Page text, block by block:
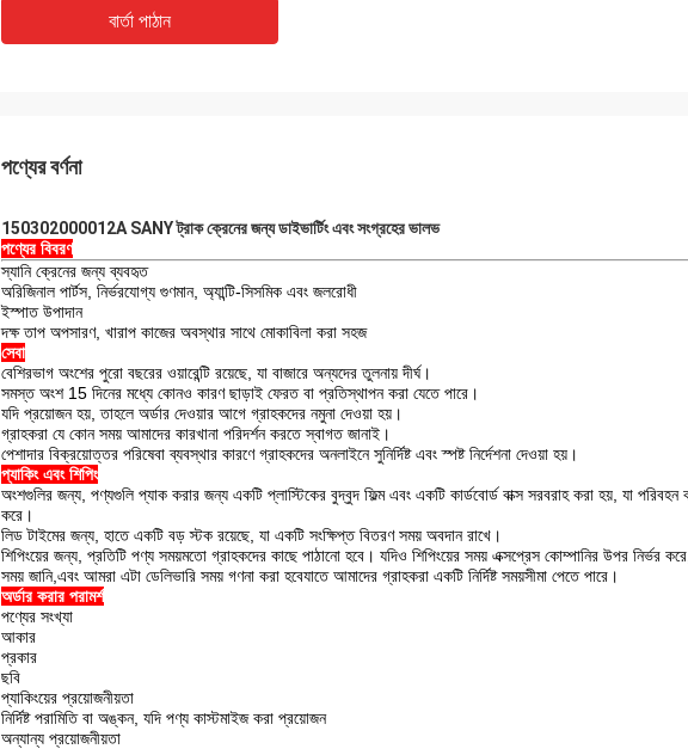
বার্তা পাঠান
পণ্যের বর্ণনা
150302000012A SANY ট্রাক ক্রেনের জন্য ডাইভার্টিং এবং সংগ্রহের ভালভ
পণ্যের বিবরণ
স্যানি ক্রেনের জন্য ব্যবহৃত
অরিজিনাল পার্টস, নির্ভরযোগ্য গুণমান, অ্যান্টি-সিসমিক এবং জলরোধী
ইস্পাত উপাদান
দক্ষ তাপ অপসারণ, খারাপ কাজের অবস্থার সাথে মোকাবিলা করা সহজ
সেবা
বেশিরভাগ অংশের পুরো বছরের ওয়ারেন্টি রয়েছে, যা বাজারে অন্যদের তুলনায় দীর্ঘ।
সমস্ত অংশ 15 দিনের মধ্যে কোনও কারণ ছাড়াই ফেরত বা প্রতিস্থাপন করা যেতে পারে।
যদি প্রয়োজন হয়, তাহলে অর্ডার দেওয়ার আগে গ্রাহকদের নমুনা দেওয়া হয়।
গ্রাহকরা যে কোন সময় আমাদের কারখানা পরিদর্শন করতে স্বাগত জানাই।
পেশাদার বিক্রয়োত্তর পরিষেবা ব্যবস্থার কারণে গ্রাহকদের অনলাইনে সুনির্দিষ্ট এবং স্পষ্ট নির্দেশনা দেওয়া হয়।
প্যাকিং এবং শিপিং
অংশগুলির জন্য, পণ্যগুলি প্যাক করার জন্য একটি প্লাস্টিকের বুদ্বুদ ফিল্ম এবং একটি কার্ডবোর্ড বাক্স সরবরাহ করা হয়, যা
করে।
লিড টাইমের জন্য, হাতে একটি বড় স্টক রয়েছে, যা একটি সংক্ষিপ্ত বিতরণ সময় অবদান রাখে।
শিপিংয়ের জন্য, প্রতিটি পণ্য সময়মতো গ্রাহকদের কাছে পাঠানো হবে। যদিও শিপিংয়ের সময় এক্সপ্রেস কোম্পানির উপর নির্ভর
সময় জানি,এবং আমরা এটা ডেলিভারি সময় গণনা করা হবেযাতে আমাদের গ্রাহকরা একটি নির্দিষ্ট সময়সীমা পেতে পারে।
অর্ডার করার পরামর্শ
পণ্যের সংখ্যা
আকার
প্রকার
ছবি
প্যাকিংয়ের প্রয়োজনীয়তা
নির্দিষ্ট পরামিতি বা অঙ্কন, যদি পণ্য কাস্টমাইজ করা প্রয়োজন
অন্যান্য প্রয়োজনীয়তা